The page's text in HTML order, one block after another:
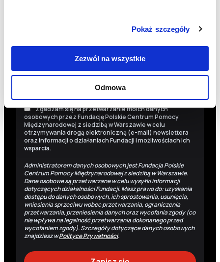
Pokaż szczegóły
Zezwól na wszystkie
Odmowa
Nazwisko
Zgadzam się na przetwarzanie moich danych
osobowych przez Fundację Polskie Centrum Pomocy
Międzynarodowej z siedzibą w Warszawie w celu
otrzymywania drogą elektroniczną (e-mail) newslettera
oraz informacji o działaniach Fundacji i możliwościach ich
wsparcia.
Administratorem danych osobowych jest Fundacja Polskie
Centrum Pomocy Międzynarodowej z siedzibą w Warszawie.
Dane osobowe są przetwarzane w celu wysyłki informacji
dotyczących działalności Fundacji. Masz prawo do: uzyskania
dostępu do danych osobowych, ich sprostowania, usunięcia,
wniesienia sprzeciwu wobec przetwarzania, ograniczenia
przetwarzania, przeniesienia danych oraz wycofania zgody (co
nie wpływa na legalność przetwarzania dokonanego przed
wycofaniem zgody). Szczegóły dotyczące danych osobowych
znajdziesz wPolityce Prywatności.